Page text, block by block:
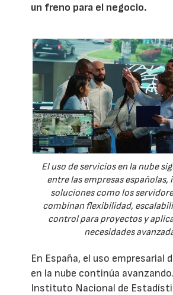
un freno para el negocio.
El uso de servicios en la nube
entre las empresas españolas,
soluciones como los
combinan flexibilidad,
control para proyectos y
necesidades
En España, el uso empresarial
en la nube continúa
Instituto Nacional de